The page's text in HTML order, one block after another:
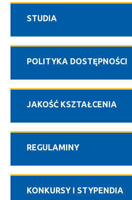
STUDIA
POLITYKA DOSTĘPNOŚCI
JAKOŚĆ KSZTAŁCENIA
REGULAMINY
KONKURSY I STYPENDIA